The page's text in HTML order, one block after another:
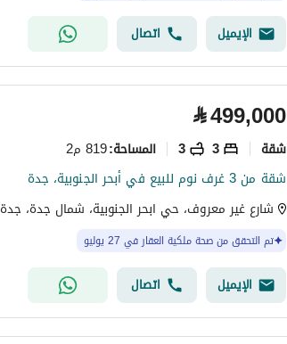
الإيميل اتصال
⃁499,000
شقة 3
3 المساحة:819 م2
شقة من 3 غرف نوم للبيع في أبحر الجنوبية، جدة
شارع غير معروف، حي ابحر الجنوبية، شمال جدة، جدة
تم التحقق من صحة ملكية العقار في 27 يوليو
الإيميل اتصال